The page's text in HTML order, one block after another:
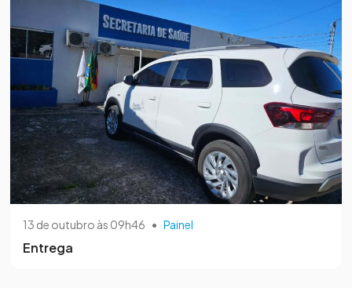
13 de outubro às 09h46 • Painel
Entrega